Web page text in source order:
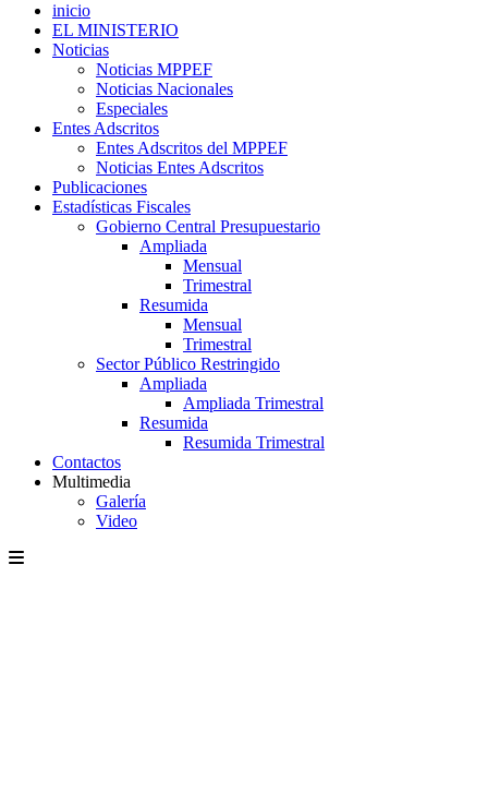
inicio
EL MINISTERIO
Noticias
Noticias MPPEF
Noticias Nacionales
Especiales
Entes Adscritos
Entes Adscritos del MPPEF
Noticias Entes Adscritos
Publicaciones
Estadísticas Fiscales
Gobierno Central Presupuestario
Ampliada
Mensual
Trimestral
Resumida
Mensual
Trimestral
Sector Público Restringido
Ampliada
Ampliada Trimestral
Resumida
Resumida Trimestral
Contactos
Multimedia
Galería
Video